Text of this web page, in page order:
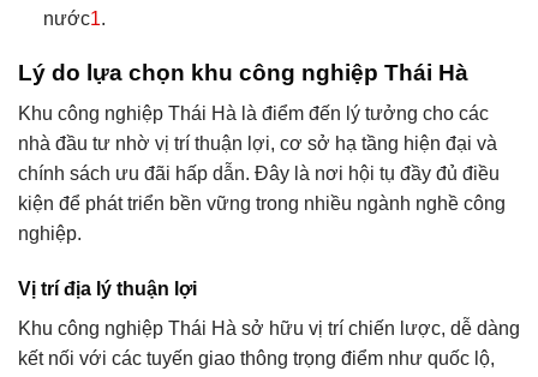
nước1.
Lý do lựa chọn khu công nghiệp Thái Hà
Khu công nghiệp Thái Hà là điểm đến lý tưởng cho các
nhà đầu tư nhờ vị trí thuận lợi, cơ sở hạ tầng hiện đại và
chính sách ưu đãi hấp dẫn. Đây là nơi hội tụ đầy đủ điều
kiện để phát triển bền vững trong nhiều ngành nghề công
nghiệp.
Vị trí địa lý thuận lợi
Khu công nghiệp Thái Hà sở hữu vị trí chiến lược, dễ dàng
kết nối với các tuyến giao thông trọng điểm như quốc lộ,